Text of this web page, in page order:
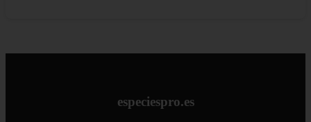
especiespro.es